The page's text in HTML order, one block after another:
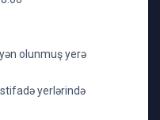
olunmuş yerə
yerlərində